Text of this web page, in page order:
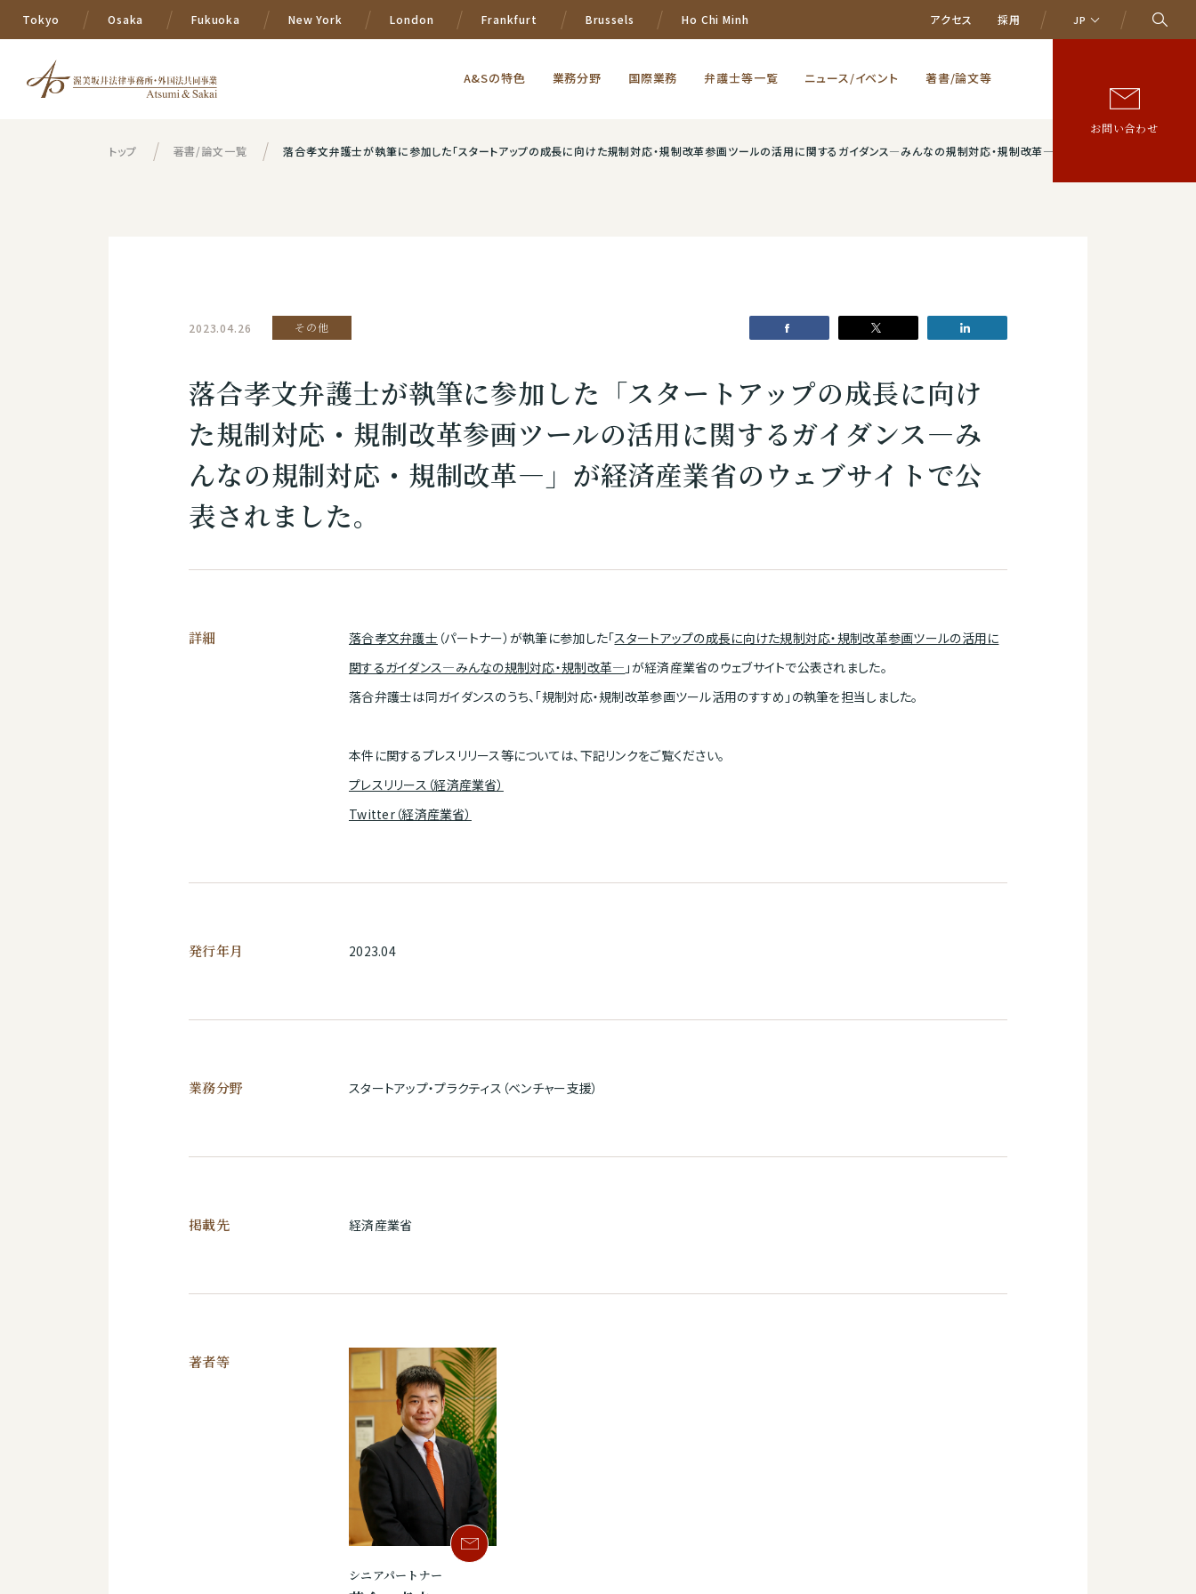
Tokyo Osaka Fukuoka New York London Frankfurt Brussels Ho Chi Minh アクセス 採用 JP
A&Sの特色 業務分野 国際業務 弁護士等一覧 ニュース/イベント 著書/論文等
お問い合わせ
トップ 著書/論文一覧 落合孝文弁護士が執筆に参加した「スタートアップの成長に向けた規制対応・規制改革参画ツールの活用に関するガイダンス―みんなの規制対応・規制改革―」が経済産業省のウェブサイトで公表されました。
2023.04.26 その他
落合孝文弁護士が執筆に参加した「スタートアップの成長に向け
た規制対応・規制改革参画ツールの活用に関するガイダンス―み
んなの規制対応・規制改革―」が経済産業省のウェブサイトで公
表されました。
詳細 落合孝文弁護士 （パートナー）が執筆に参加した「スタートアップの成長に向けた規制対応・規制改革参画ツールの活用に
関するガイダンス―みんなの規制対応・規制改革― 」が経済産業省のウェブサイトで公表されました。
落合弁護士は同ガイダンスのうち、「規制対応・規制改革参画ツール活用のすすめ」の執筆を担当しました。
本件に関するプレスリリース等については、下記リンクをご覧ください。
プレスリリース（経済産業省）
Twitter（経済産業省）
発行年月 2023.04
業務分野 スタートアップ・プラクティス（ベンチャー支援）
掲載先 経済産業省
著者等
シニアパートナー